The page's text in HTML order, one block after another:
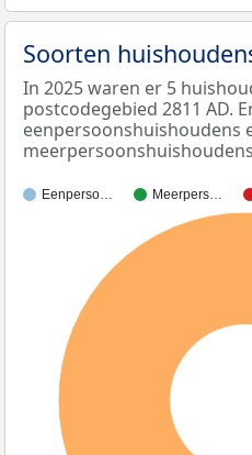
Soorten
In 2025 waren er 5
postcodegebied 2811 AD.
eenpersoonshuishoudens
meerpersoonshuishoudens
Eenperso… Meerpers…